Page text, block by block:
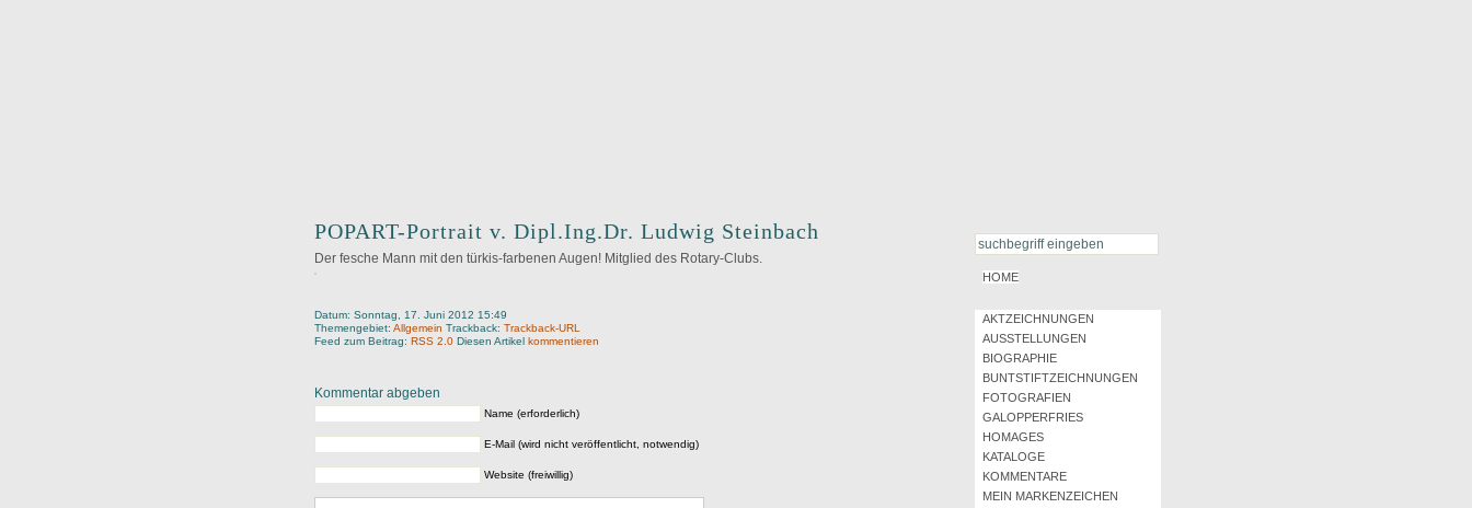
POPART-Portrait v. Dipl.Ing.Dr. Ludwig Steinbach
Der fesche Mann mit den türkis-farbenen Augen! Mitglied des Rotary-Clubs.
Datum: Sonntag, 17. Juni 2012 15:49
Themengebiet: Allgemein Trackback: Trackback-URL
Feed zum Beitrag: RSS 2.0 Diesen Artikel kommentieren
Kommentar abgeben
Name (erforderlich)
E-Mail (wird nicht veröffentlicht, notwendig)
Website (freiwillig)
HOME
AKTZEICHNUNGEN
AUSSTELLUNGEN
BIOGRAPHIE
BUNTSTIFTZEICHNUNGEN
FOTOGRAFIEN
GALOPPERFRIES
HOMAGES
KATALOGE
KOMMENTARE
MEIN MARKENZEICHEN